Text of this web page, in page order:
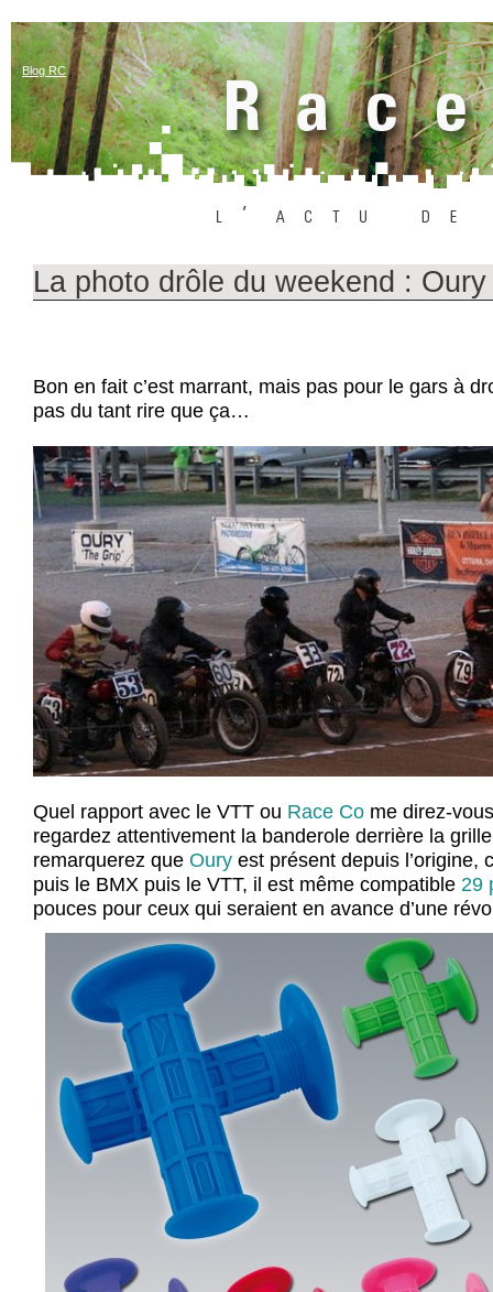
Blog RC
La photo drôle du weekend : Oury
Bon en fait c’est marrant, mais pas pour le gars à
pas du tant rire que ça…
Quel rapport avec le VTT ou Race Co me direz-
regardez attentivement la banderole derrière la
remarquerez que Oury est présent depuis l’origine,
puis le BMX puis le VTT, il est même compatible 29
pouces pour ceux qui seraient en avance d’une